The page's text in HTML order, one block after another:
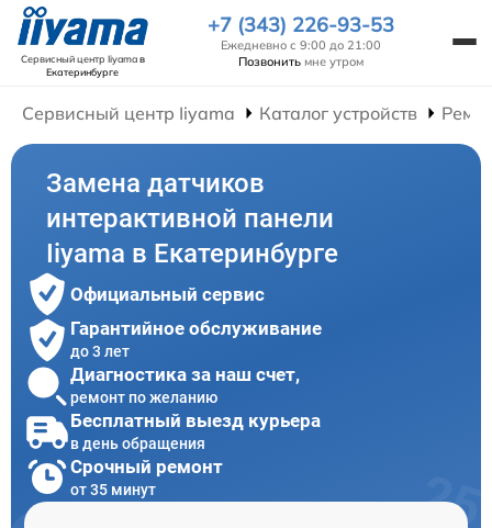
Сервисный центр Iiyamaв
Екатеринбурге
+7 (343) 226-93-53
Ежедневно с 9:00 до 21:00
Позвонить мне утром
Сервисный центр Iiyama Каталог устройств
Замена датчиков
интерактивной панели
Iiyama в Екатеринбурге
Официальный сервис
Гарантийное обслуживание
до 3 лет
Диагностика за наш счет,
ремонт по желанию
Бесплатный выезд курьера
в день обращения
Срочный ремонт
от 35 минут